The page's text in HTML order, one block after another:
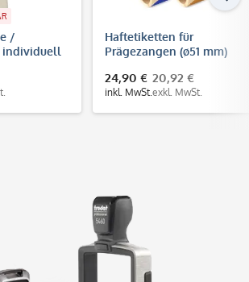
/
individuell
Haftetiketten für
Prägezangen (ø51 mm)
24,90 €
inkl. MwSt.
20,92 €
exkl. MwSt.